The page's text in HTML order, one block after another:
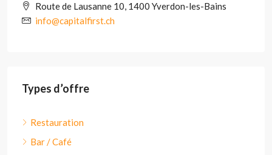
Route de Lausanne 10, 1400 Yverdon-les-Bains
info@capitalfirst.ch
Types d’offre
Restauration
Bar / Café